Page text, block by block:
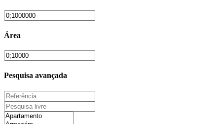
Área
Pesquisa avançada